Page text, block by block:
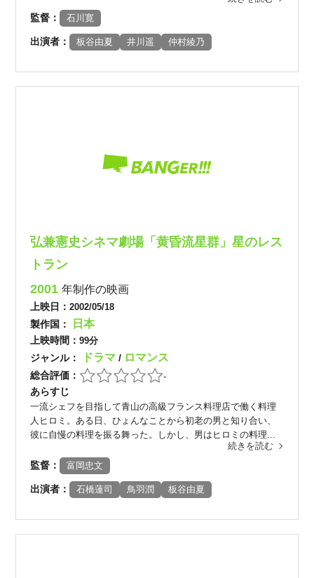
監督： 石川寛
出演者： 板谷由夏 井川遥 仲村綾乃
弘兼憲史シネマ劇場「黄昏流星群」星のレス
トラン
2001年制作の映画
上映日：2002/05/18
製作国： 日本
上映時間：99分
ジャンル： ドラマ/ ロマンス
総合評価： -
あらすじ
一流シェフを目指して青山の高級フランス料理店で働く料理
人ヒロミ。ある日、ひょんなことから初老の男と知り合い、
彼に自慢の料理を振る舞った。しかし、男はヒロミの料理...
続きを読む
監督： 富岡忠文
出演者： 石橋蓮司 鳥羽潤 板谷由夏